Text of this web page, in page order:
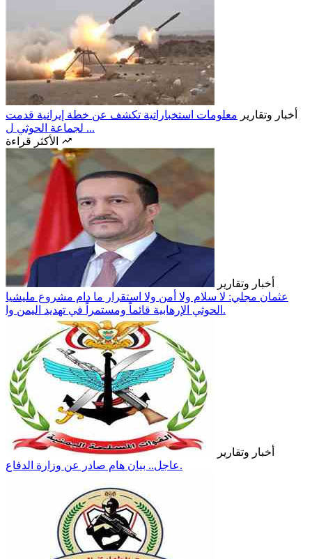
أخبار وتقارير معلومات استخباراتية تكشف عن خطة إيرانية قدمت
لجماعة الحوثي ل ...
أخبار وتقارير
عثمان مجلي: لا سلام ولا أمن ولا استقرار ما دام مشروع مليشيا
الحوثي الإرهابية قائماً ومستمراً في تهديد اليمن وا.
أخبار وتقارير
عاجل.. بيان هام صادر عن وزارة الدفاع.